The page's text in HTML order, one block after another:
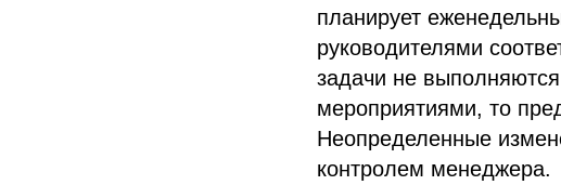
планирует
руководителями
задачи не
мероприятиями, то
Неопределенные
контролем менеджера.